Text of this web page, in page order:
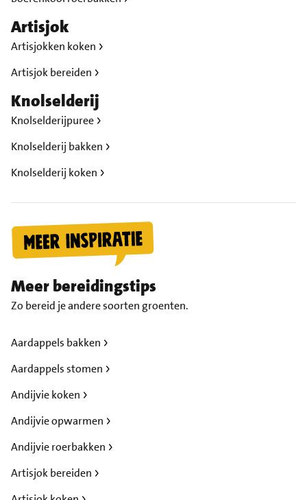
Artisjok
Artisjokken koken
Artisjok bereiden
Knolselderij
Knolselderijpuree
Knolselderij bakken
Knolselderij koken
Meer bereidingstips
Zo bereid je andere soorten groenten.
Aardappels bakken
Aardappels stomen
Andijvie koken
Andijvie opwarmen
Andijvie roerbakken
Artisjok bereiden